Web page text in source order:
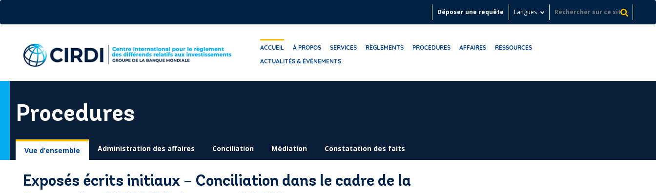
principal
Déposer une requête Langues
ACCUEIL À PROPOS SERVICES RÈGLEMENTS PROCEDURES AFFAIRES
RESSOURCES
ACTUALITÉS & ÉVÉNEMENTS
Procedures
Vue d’ensemble Administration des affaires Conciliation Médiation Constatation des faits
Exposés écrits initiaux – Conciliation dans le cadre de la